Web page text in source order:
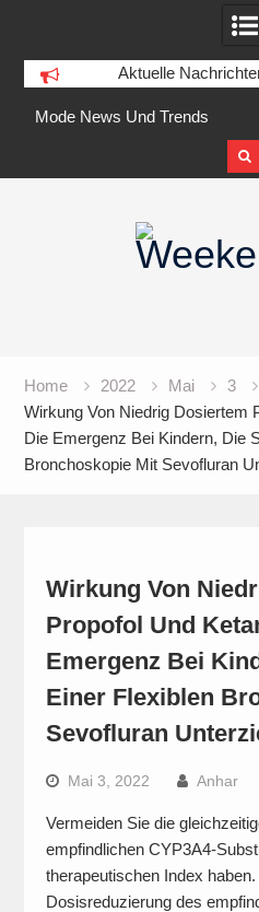
Aktuelle
Mode News Und Trends
Mode-nachrichten,
Top Modetrends 2022
Home 2022 Mai
3
Wirkung Von Niedrig Dosiertem
Die Emergenz Bei Kindern, Die
Bronchoskopie Mit Sevofluran
Wirkung Von
Propofol Und
Emergenz Bei
Einer Flexiblen
Sevofluran
Mai 3, 2022 Anhar
Vermeiden Sie die
empfindlichen CYP3A4-
therapeutischen Index
Dosisreduzierung des